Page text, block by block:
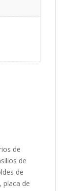
de
de
de
placa de